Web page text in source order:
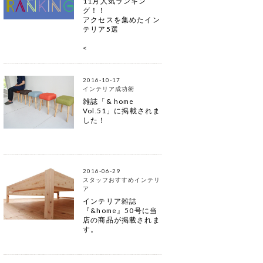
グ！！
アクセスを集めたイン
テリア5選
<
2016-10-17
インテリア成功術
雑誌「& home
Vol.51」に掲載されま
した！
2016-06-29
スタッフおすすめインテリ
ア
インテリア雑誌
『&home』50号に当
店の商品が掲載されま
す。